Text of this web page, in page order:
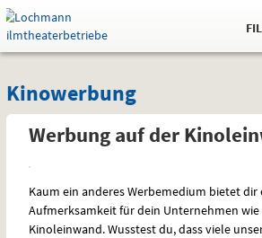
Springe
zum
,zum
.
Navigation
Service
Gehe
zur
Auswahl
Kinowerbung
Kinowerbung
Werbung auf der
Kaum ein anderes Werbemedium bietet
Aufmerksamkeit für dein Unternehmen wie
Kinoleinwand. Wusstest du, dass viele